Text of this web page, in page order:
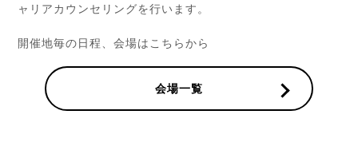
ャリアカウンセリングを行います。
開催地毎の日程、会場はこちらから
会場一覧